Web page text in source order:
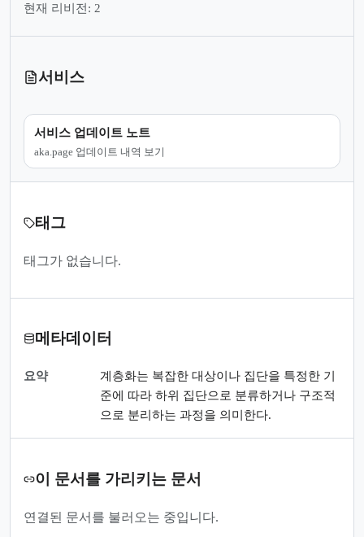
현재 리비전: 2
서비스
서비스 업데이트 노트
aka.page 업데이트 내역 보기
태그
태그가 없습니다.
메타데이터
요약
계층화는 복잡한 대상이나 집단을 특정한 기
준에 따라 하위 집단으로 분류하거나 구조적
으로 분리하는 과정을 의미한다.
이 문서를 가리키는 문서
연결된 문서를 불러오는 중입니다.